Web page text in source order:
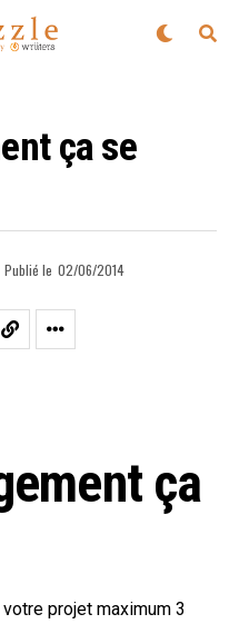
ça se
Publié le 02/06/2014
ça
projet maximum 3